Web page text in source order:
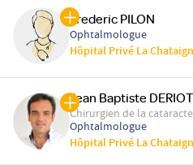
Frederic PILON
Ophtalmologue
Hôpital Privé La
Jean Baptiste DERIOT
Chirurgien de la cataracte
Ophtalmologue
Hôpital Privé La